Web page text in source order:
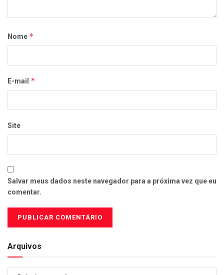
Nome *
E-mail *
Site
Salvar meus dados neste navegador para a próxima vez que eu
comentar.
Arquivos